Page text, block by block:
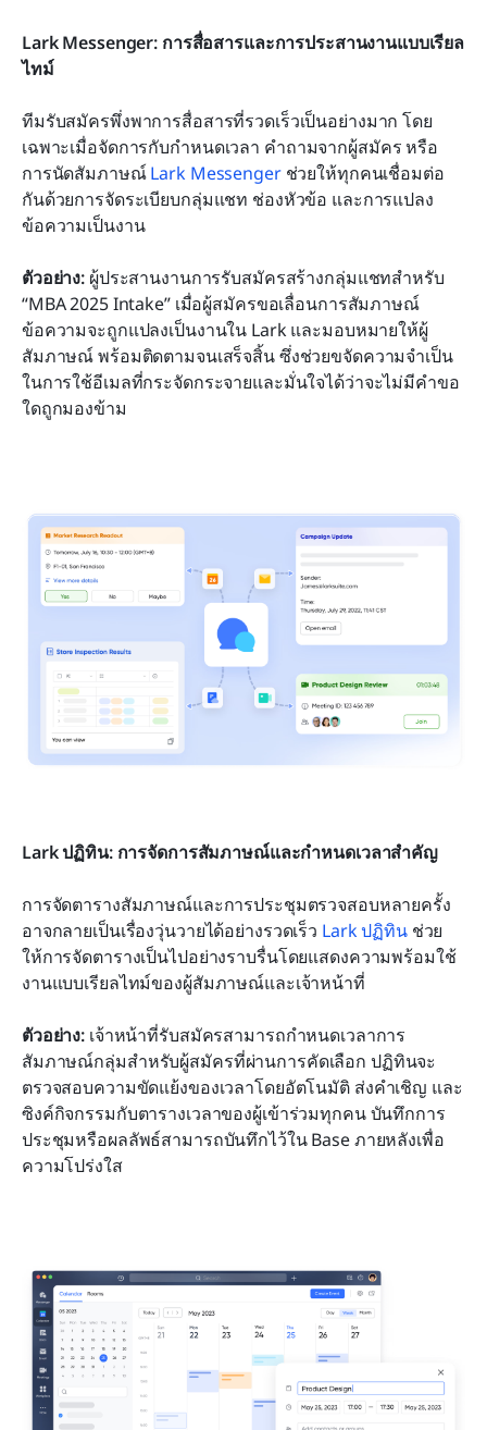
Lark Messenger: การสื่อสารและการประสานงานแบบเรียล
ไทม์
ทีมรับสมัครพึ่งพาการสื่อสารที่รวดเร็วเป็นอย่างมาก โดย
เฉพาะเมื่อจัดการกับกำหนดเวลา คำถามจากผู้สมัคร หรือ
การนัดสัมภาษณ์ Lark Messenger ช่วยให้ทุกคนเชื่อมต่อ
กันด้วยการจัดระเบียบกลุ่มแชท ช่องหัวข้อ และการแปลง
ข้อความเป็นงาน
ตัวอย่าง: ผู้ประสานงานการรับสมัครสร้างกลุ่มแชทสำหรับ
“MBA 2025 Intake” เมื่อผู้สมัครขอเลื่อนการสัมภาษณ์
ข้อความจะถูกแปลงเป็นงานใน Lark และมอบหมายให้ผู้
สัมภาษณ์ พร้อมติดตามจนเสร็จสิ้น ซึ่งช่วยขจัดความจำเป็น
ในการใช้อีเมลที่กระจัดกระจายและมั่นใจได้ว่าจะไม่มีคำขอ
ใดถูกมองข้าม
Lark ปฏิทิน: การจัดการสัมภาษณ์และกำหนดเวลาสำคัญ
การจัดตารางสัมภาษณ์และการประชุมตรวจสอบหลายครั้ง
อาจกลายเป็นเรื่องวุ่นวายได้อย่างรวดเร็ว Lark ปฏิทิน ช่วย
ให้การจัดตารางเป็นไปอย่างราบรื่นโดยแสดงความพร้อมใช้
งานแบบเรียลไทม์ของผู้สัมภาษณ์และเจ้าหน้าที่
ตัวอย่าง: เจ้าหน้าที่รับสมัครสามารถกำหนดเวลาการ
สัมภาษณ์กลุ่มสำหรับผู้สมัครที่ผ่านการคัดเลือก ปฏิทินจะ
ตรวจสอบความขัดแย้งของเวลาโดยอัตโนมัติ ส่งคำเชิญ และ
ซิงค์กิจกรรมกับตารางเวลาของผู้เข้าร่วมทุกคน บันทึกการ
ประชุมหรือผลลัพธ์สามารถบันทึกไว้ใน Base ภายหลังเพื่อ
ความโปร่งใส